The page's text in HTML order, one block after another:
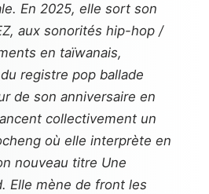
En 2025, elle sort son
, aux sonorités hip-hop /
en taïwanais,
registre pop ballade
de son anniversaire en
collectivement un
où elle interprète en
nouveau titre Une
. Elle mène de front les